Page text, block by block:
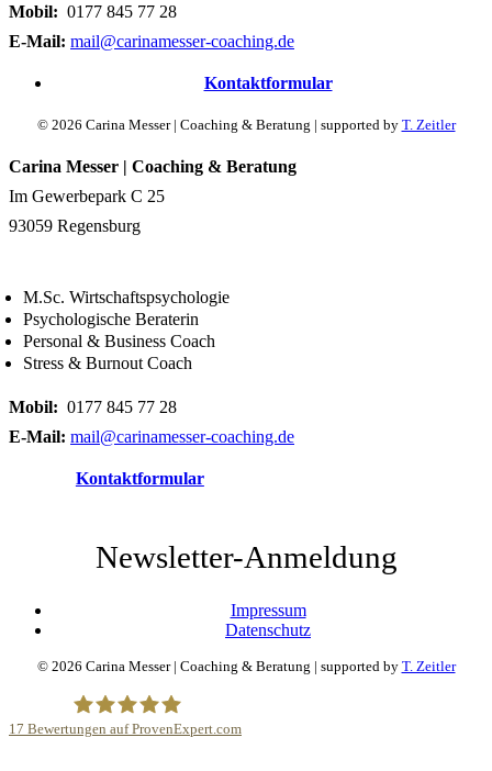
Mobil: 0177 845 77 28
E-Mail: mail@carinamesser-coaching.de
Kontaktformular
© 2026 Carina Messer | Coaching & Beratung | supported by T. Zeitler
Carina Messer | Coaching & Beratung
Im Gewerbepark C 25
93059 Regensburg
M.Sc. Wirtschaftspsychologie
Psychologische Beraterin
Personal & Business Coach
Stress & Burnout Coach
Mobil: 0177 845 77 28
E-Mail: mail@carinamesser-coaching.de
Kontaktformular
Newsletter-Anmeldung
Impressum
Datenschutz
© 2026 Carina Messer | Coaching & Beratung | supported by T. Zeitler
17 Bewertungen auf ProvenExpert.com